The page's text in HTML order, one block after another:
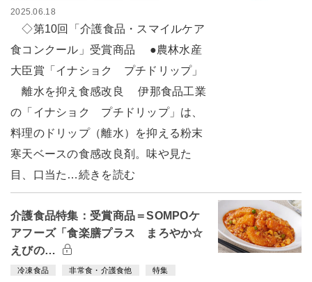
2025.06.18
◇第10回「介護食品・スマイルケア
食コンクール」受賞商品 ●農林水産
大臣賞「イナショク プチドリップ」
離水を抑え食感改良 伊那食品工業
の「イナショク プチドリップ」は、
料理のドリップ（離水）を抑える粉末
寒天ベースの食感改良剤。味や見た
目、口当た…続きを読む
介護食品特集：受賞商品＝SOMPOケ
アフーズ「食楽膳プラス まろやか☆
えびの…
冷凍食品 非常食・介護食他 特集